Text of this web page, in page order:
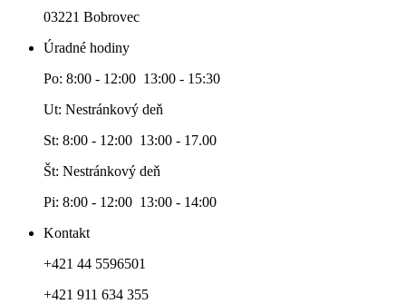
03221 Bobrovec
Úradné hodiny
Po: 8:00 - 12:00 13:00 - 15:30
Ut: Nestránkový deň
St: 8:00 - 12:00 13:00 - 17.00
Št: Nestránkový deň
Pi: 8:00 - 12:00 13:00 - 14:00
Kontakt
+421 44 5596501
+421 911 634 355